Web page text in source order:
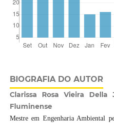
BIOGRAFIA DO AUTOR
Clarissa Rosa Vieira Della
Fluminense
Mestre em Engenharia Ambiental